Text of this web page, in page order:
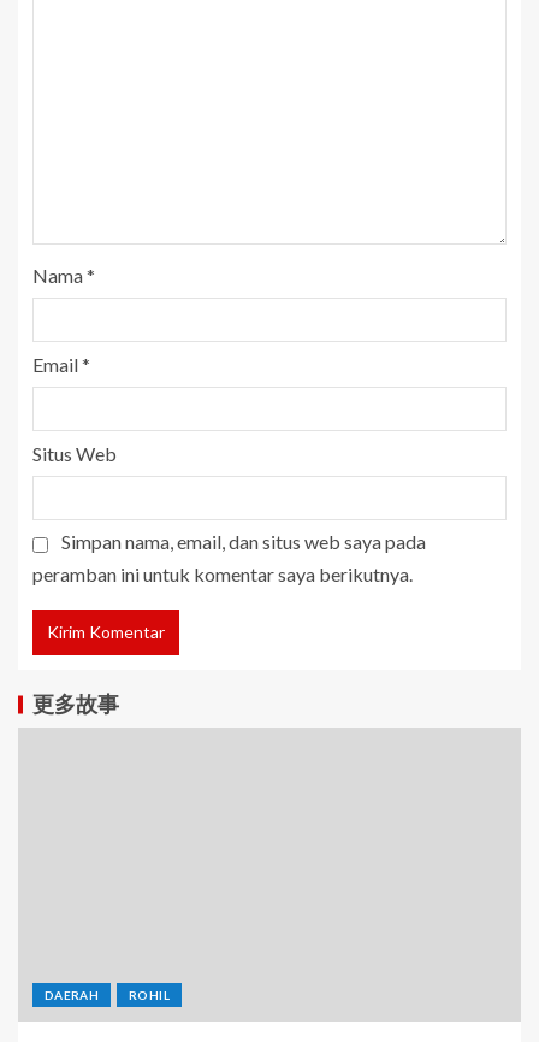
Nama*
Email*
Situs Web
Simpan nama, email, dan situs web saya pada
peramban ini untuk komentar saya berikutnya.
更多故事
DAERAH ROHIL